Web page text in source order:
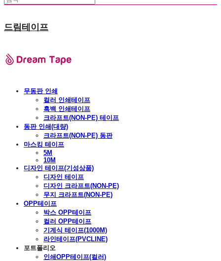
드림테이프
무동판 인쇄
컬러 인쇄테이프
흑백 인쇄테이프
크라프트(NON-PE) 테이프
동판 인쇄(대량)
크라프트(NON-PE) 동판
마스킹 테이프
5M
10M
디자인 테이프(기성상품)
디자인 테이프
디자인 크라프트(NON-PE)
무지 크라프트(NON-PE)
OPP테이프
박스 OPP테이프
컬러 OPP테이프
기계식 테이프(1000M)
라인테이프(PVCLINE)
포트폴리오
인쇄OPP테이프(컬러)